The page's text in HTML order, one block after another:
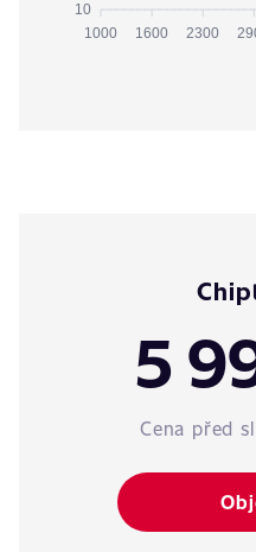
10
1000 1600 2300
5
Cena před